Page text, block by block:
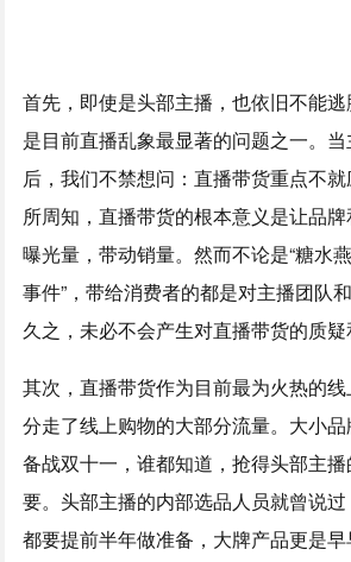
首先，即使是头部主播，也依旧不能
是目前直播乱象最显著的问题之一。
后，我们不禁想问：直播带货重点不就
所周知，直播带货的根本意义是让品
曝光量，带动销量。然而不论是“糖水
事件”，带给消费者的都是对主播团队
久之，未必不会产生对直播带货的质疑
其次，直播带货作为目前最为火热的
分走了线上购物的大部分流量。大小
备战双十一，谁都知道，抢得头部主
要。头部主播的内部选品人员就曾说
都要提前半年做准备，大牌产品更是早